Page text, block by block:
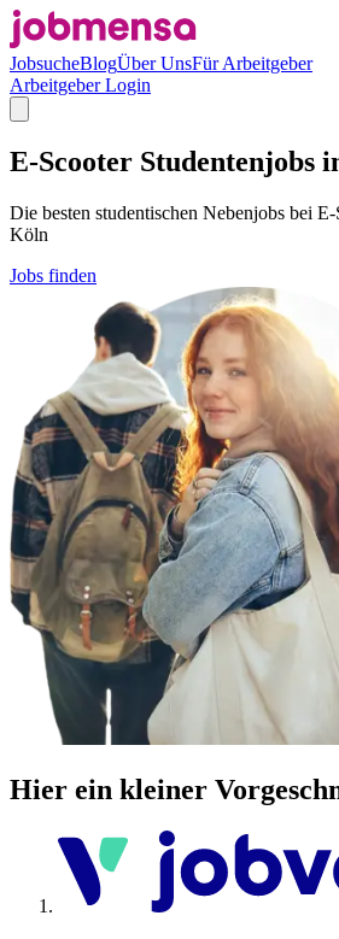
JobsucheBlogÜber UnsFür Arbeitgeber
Arbeitgeber Login
E-Scooter Studentenjobs
Die besten studentischen Nebenjobs bei
Köln
Jobs finden
Hier ein kleiner